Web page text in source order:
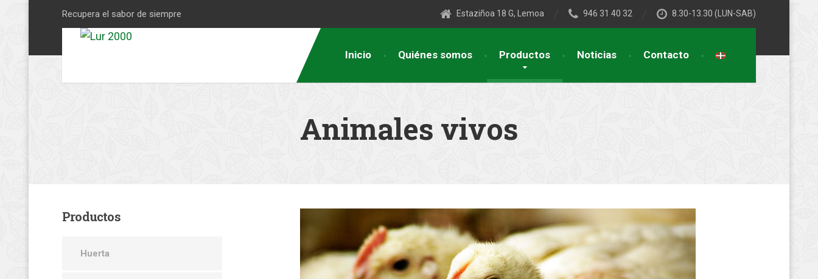
Recupera el sabor de siempre Estaziñoa 18 G, Lemoa 946 31 40 32 8.30-13.30 (LUN-SAB)
Inicio Quiénes somos Productos Noticias Contacto
Animales vivos
Productos
Huerta